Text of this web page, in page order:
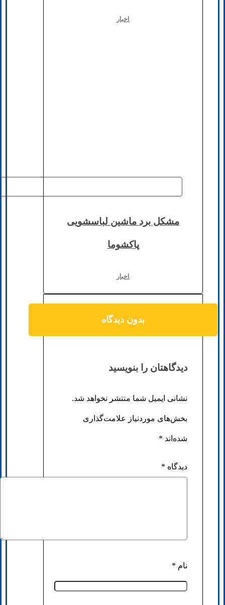
اخبار
مشکل برد ماشین لباسشویی
پاکشوما
اخبار
بدون دیدگاه
دیدگاهتان را بنویسید
نشانی ایمیل شما منتشر نخواهد شد.
بخش‌های موردنیاز علامت‌گذاری
شده‌اند *
دیدگاه *
نام *